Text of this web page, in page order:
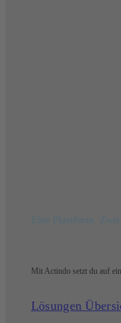
Mit Actindo setzt du auf
Lösungen